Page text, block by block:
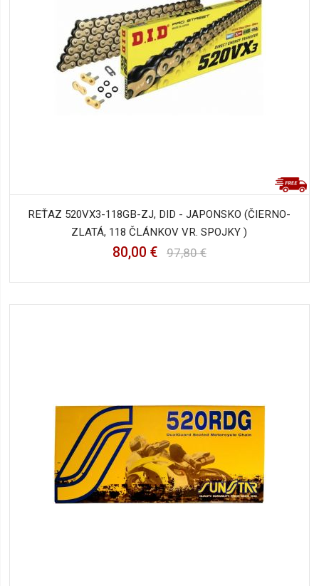
REŤAZ 520VX3-118GB-ZJ, DID - JAPONSKO (ČIERNO-
ZLATÁ, 118 ČLÁNKOV VR. SPOJKY )
80,00 € 97,80 €